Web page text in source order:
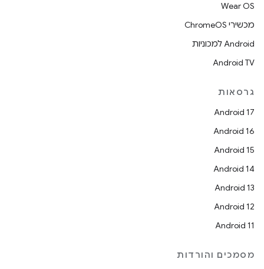
Wear OS
מכשירי ChromeOS
Android למכוניות
Android TV
גרסאות
Android 17
Android 16
Android 15
Android 14
Android 13
Android 12
Android 11
מסמכים והורדות